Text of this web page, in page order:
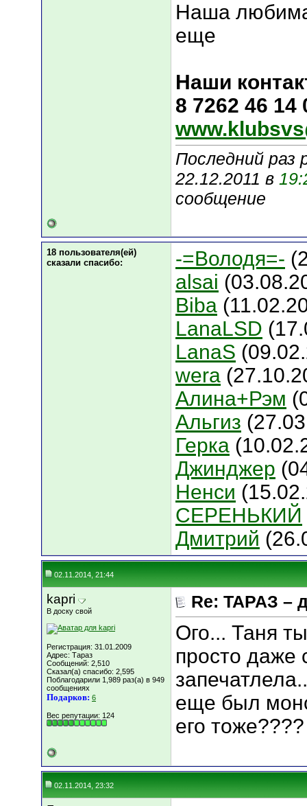
Наша
еще
Наши
8 7262 46 14
Последний раз
22.12.2011 в
сообщение
18 пользователя(ей)
сказали cпасибо:
-=Володя=-
alsai
Biba
LanaLSD
LanaS
wera
Алина+Рэм
Альгиз
Герка
Джинджер
Ненси
СЕРЕНЬКИЙ
Дмитрий
02.11.2014, 21:44
kapri
В доску свой
Регистрация: 31.01.2009
Адрес: Тараз
Сообщений: 2,510
Сказал(а) спасибо: 2,595
Поблагодарили 1,989 раз(а) в 949
сообщениях
Подарков: 6
Вес репутации: 124
Re: ТАРАЗ –
Ого... Таня
просто даже
еще был
его
02.11.2014, 23:32